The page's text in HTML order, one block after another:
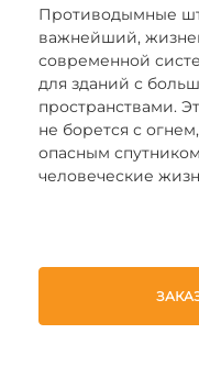
Противодымные
важнейший,
современной
для зданий с
пространствами.
не борется с
опасным
человеческие